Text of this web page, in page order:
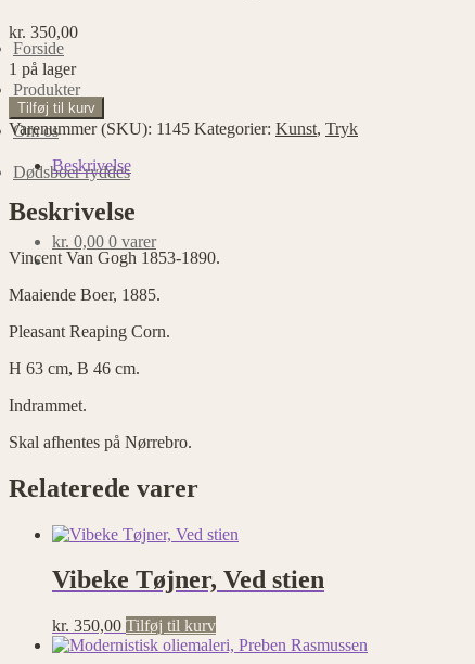
Forside
Produkter
Om os
Dødsboer ryddes
kr. 0,00 0 varer
kr. 350,00
1 på lager
Vincent
Van
Gogh
1853-
1890
antal
Tilføj til kurv
Varenummer (SKU): 1145 Kategorier: Kunst, Tryk
Beskrivelse
Beskrivelse
Vincent Van Gogh 1853-1890.
Maaiende Boer, 1885.
Pleasant Reaping Corn.
H 63 cm, B 46 cm.
Indrammet.
Skal afhentes på Nørrebro.
Relaterede varer
Vibeke Tøjner, Ved stien
kr. 350,00 Tilføj til kurv